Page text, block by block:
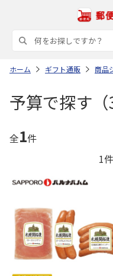
ホーム ギフト通販 商品
予算で探す（
全1件
1